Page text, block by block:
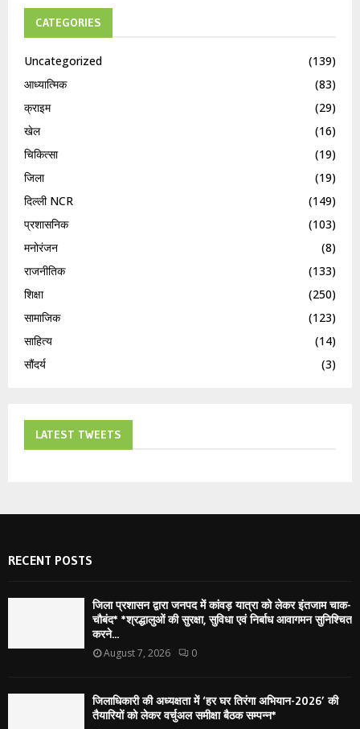
CATEGORIES
Uncategorized
(139)
आध्यात्मिक
(83)
क्राइम
(29)
खेल
(16)
चिकित्सा
(19)
जिला
(19)
दिल्ली NCR
(149)
प्रशासनिक
(103)
मनोरंजन
(8)
राजनीतिक
(133)
शिक्षा
(250)
सामाजिक
(123)
साहित्य
(14)
सौंदर्य
(3)
LATEST TWEETS
RECENT POSTS
जिला प्रशासन द्वारा जनपद में कांवड़ यात्रा को लेकर इंतजाम चाक-
चौबंद* *श्रद्धालुओं की सुरक्षा, सुविधा एवं निर्बाध आवागमन सुनिश्चित
करने...
August 7, 2026 0
जिलाधिकारी की अध्यक्षता में ‘हर घर तिरंगा अभियान-2026’ की
तैयारियों को लेकर वर्चुअल समीक्षा बैठक सम्पन्न*